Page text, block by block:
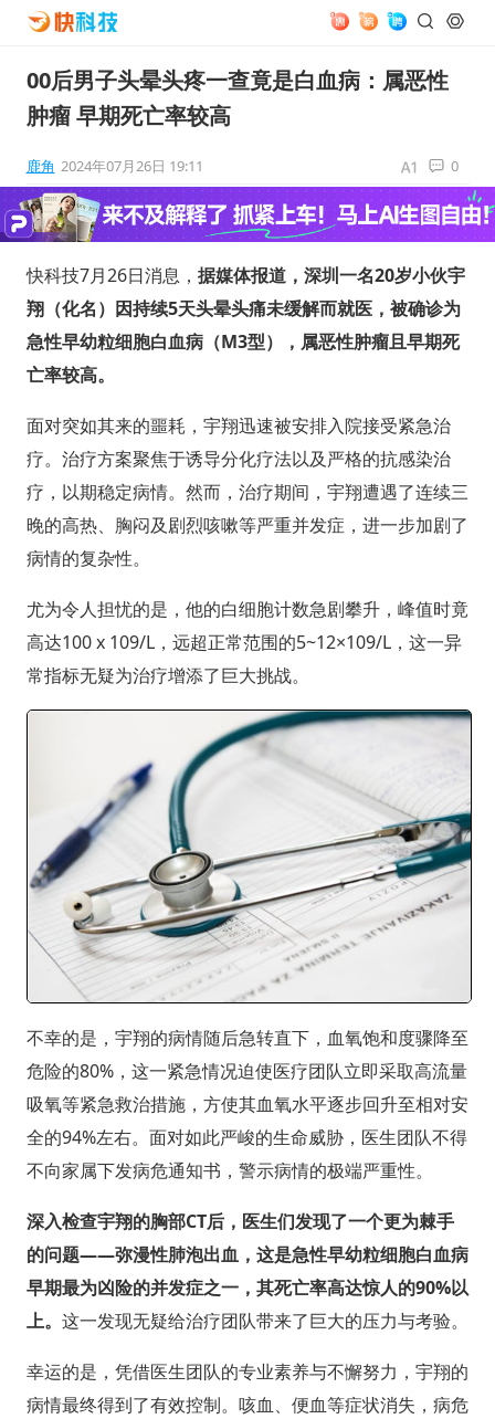
00后男子头晕头疼一查竟是白血病：属恶性
肿瘤 早期死亡率较高
鹿角 2024年07月26日 19:11 0
快科技7月26日消息， 据媒体报道，深圳一名20岁小伙宇
翔（化名）因持续5天头晕头痛未缓解而就医，被确诊为
急性早幼粒细胞白血病（M3型），属恶性肿瘤且早期死
亡率较高。
面对突如其来的噩耗，宇翔迅速被安排入院接受紧急治
疗。治疗方案聚焦于诱导分化疗法以及严格的抗感染治
疗，以期稳定病情。然而，治疗期间，宇翔遭遇了连续三
晚的高热、胸闷及剧烈咳嗽等严重并发症，进一步加剧了
病情的复杂性。
尤为令人担忧的是，他的白细胞计数急剧攀升，峰值时竟
高达100 x 109/L，远超正常范围的5~12×109/L，这一异
常指标无疑为治疗增添了巨大挑战。
不幸的是，宇翔的病情随后急转直下，血氧饱和度骤降至
危险的80%，这一紧急情况迫使医疗团队立即采取高流量
吸氧等紧急救治措施，方使其血氧水平逐步回升至相对安
全的94%左右。面对如此严峻的生命威胁，医生团队不得
不向家属下发病危通知书，警示病情的极端严重性。
深入检查宇翔的胸部CT后，医生们发现了一个更为棘手
的问题——弥漫性肺泡出血，这是急性早幼粒细胞白血病
早期最为凶险的并发症之一，其死亡率高达惊人的90%以
上。 这一发现无疑给治疗团队带来了巨大的压力与考验。
幸运的是，凭借医生团队的专业素养与不懈努力，宇翔的
病情最终得到了有效控制。咳血、便血等症状消失，病危